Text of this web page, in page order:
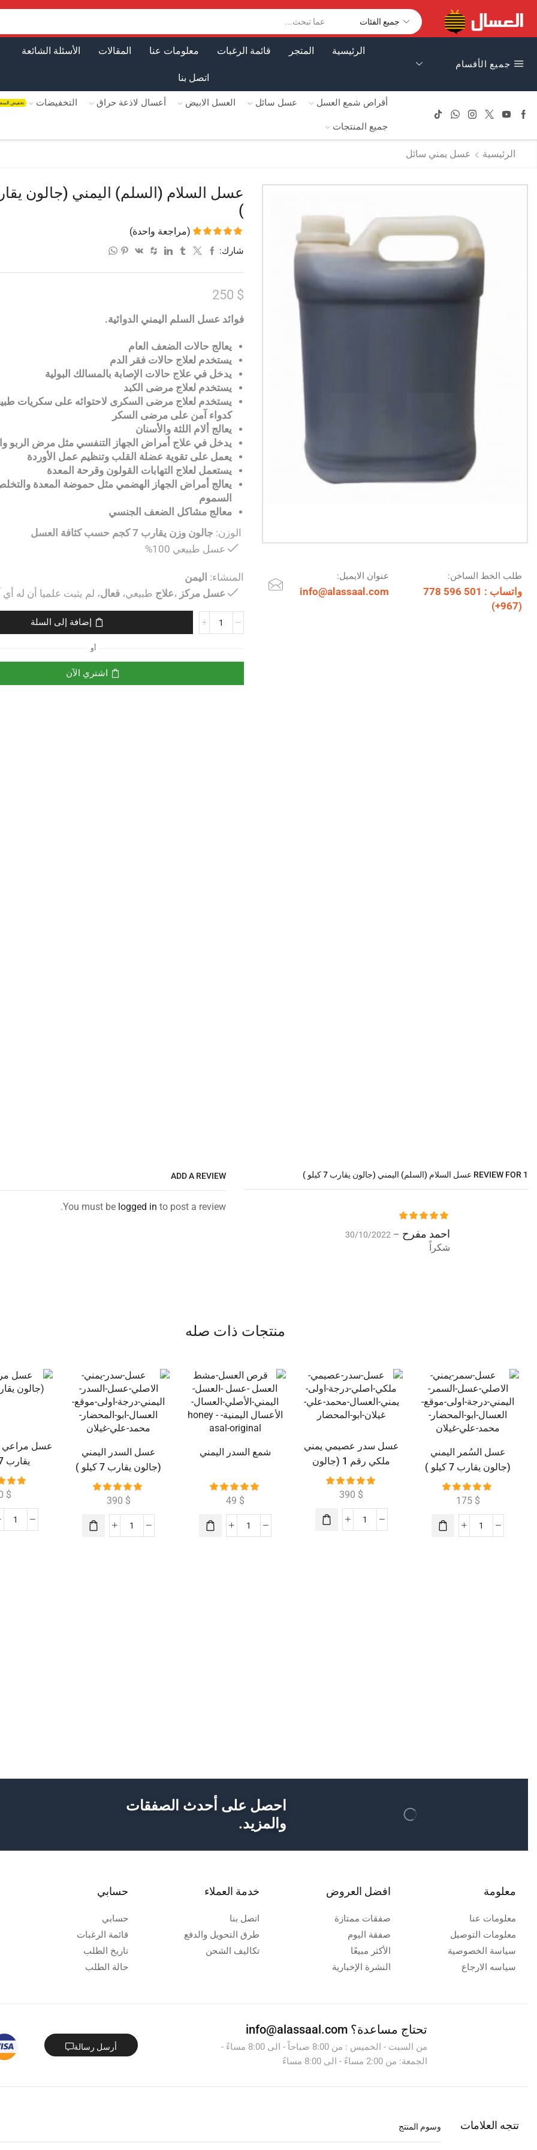
جميع الأقسام
الرئيسية المتجر قائمة الرغبات معلومات عنا المقالات الأسئلة الشائعة
اتصل بنا
أقراص شمع العسل عسل سائل العسل الابيض أعسال لاذعة حراق التخفيضات تخفيض
جميع المنتجات
الرئيسية عسل يمني سائل
طلب الخط الساخن:
واتساب : 501 596 778
(967+)
عنوان الايميل:
info@alassaal.com
)
(مراجعة واحدة)
شارك:
250 $
فوائد عسل السلم اليمني الدوائية.
يعالج حالات الضعف العام
يستخدم لعلاج حالات فقر الدم
يدخل في علاج حالات الإصابة بالمسالك البولية
يستخدم لعلاج مرضى الكبد
يستخدم لعلاج مرضى السكرى لاحتوائه على سكريات
كدواء آمن على مرضى السكر
يعالج ألام اللثة والأسنان
يدخل في علاج أمراض الجهاز التنفسي مثل مرض الربو
يعمل على تقوية عضلة القلب وتنظيم عمل الأوردة
يستعمل لعلاج التهابات القولون وقرحة المعدة
يعالج أمراض الجهاز الهضمي مثل حموضة المعدة
السموم
معالج مشاكل الضعف الجنسي
الوزن: جالون وزن يقارب 7 كجم حسب كثافة العسل
عسل طبيعي 100%
المنشاء: اليمن
عسل مركز ،علاج طبيعي، فعال، لم يثبت علميا أن له أي
إضافة إلى السلة
أو
اشتري الآن
1 REVIEW FOR عسل السلام (السلم) اليمني (جالون يقارب 7 كيلو )
احمد مفرح –
30/10/2022
شكراً
ADD A REVIEW
You must be logged in to post a review.
منتجات ذات صله
عسل السُمر اليمني
(جالون يقارب 7 كيلو )
175 $
عسل سدر عصيمي يمني
ملكي رقم 1 (جالون
يقارب 7 كيلو )
390 $
شمع السدر اليمني
49 $
عسل السدر اليمني
(جالون يقارب 7 كيلو )
390 $
عسل مراعي
يقارب 7 كيلو )
$
احصل على أحدث الصفقات
والمزيد.
معلومة
معلومات عنا
معلومات التوصيل
سياسة الخصوصية
سياسه الارجاع
افضل العروض
صفقات ممتازة
صفقة اليوم
الأكثر مبيعًا
النشرة الإخبارية
خدمة العملاء
اتصل بنا
طرق التحويل والدفع
تكاليف الشحن
حسابي
حسابي
قائمة الرغبات
تاريخ الطلب
حالة الطلب
تحتاج مساعدة؟
من السبت - الخميس : من 8:00 صباحاً - الى 8:00 مساءً -
الجمعة: من 2:00 مساءً - الى 8:00 مساءً
أرسل رسالة
تتجه العلامات وسوم المنتج